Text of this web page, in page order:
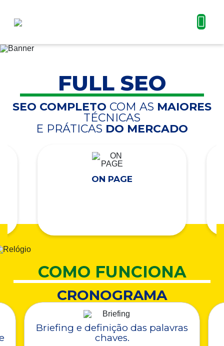
FULL SEO
SEO COMPLETO COM AS MAIORES
TÉCNICAS
E PRÁTICAS DO MERCADO
ON PAGE
COMO FUNCIONA
CRONOGRAMA
Briefing e definição das palavras
chaves.